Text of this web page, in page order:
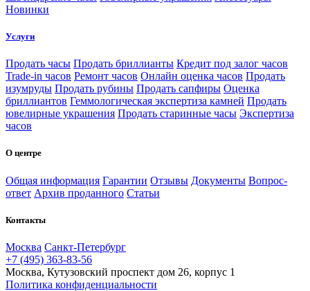
Новинки
Услуги
Продать часы Продать бриллианты Кредит под залог часов
Trade-in часов Ремонт часов Онлайн оценка часов Продать
изумруды Продать рубины Продать сапфиры Оценка
бриллиантов Геммологическая экспертиза камней Продать
ювелирные украшения Продать старинные часы Экспертиза
часов
О центре
Общая информация Гарантии Отзывы Документы Вопрос-
ответ Архив проданного Статьи
Контакты
Москва Санкт-Петербург
+7 (495) 363-83-56
Москва, Кутузовский проспект дом 26, корпус 1
Политика конфиденциальности